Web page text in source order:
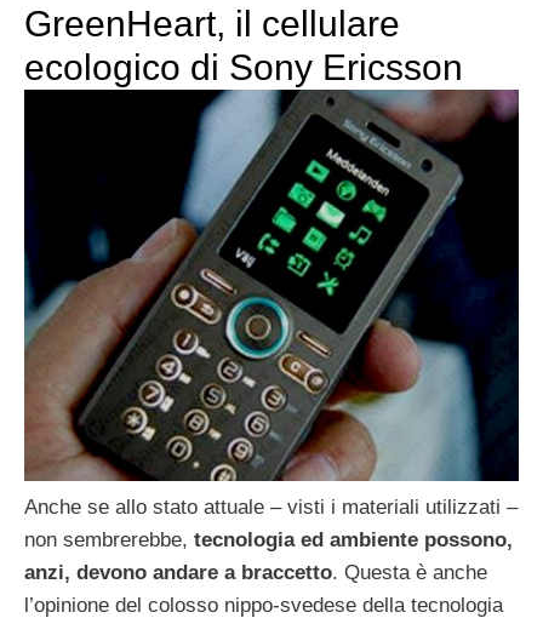
GreenHeart, il cellulare
ecologico di Sony Ericsson
Anche se allo stato attuale – visti i materiali utilizzati –
non sembrerebbe, tecnologia ed ambiente possono,
anzi, devono andare a braccetto. Questa è anche
l’opinione del colosso nippo-svedese della tecnologia